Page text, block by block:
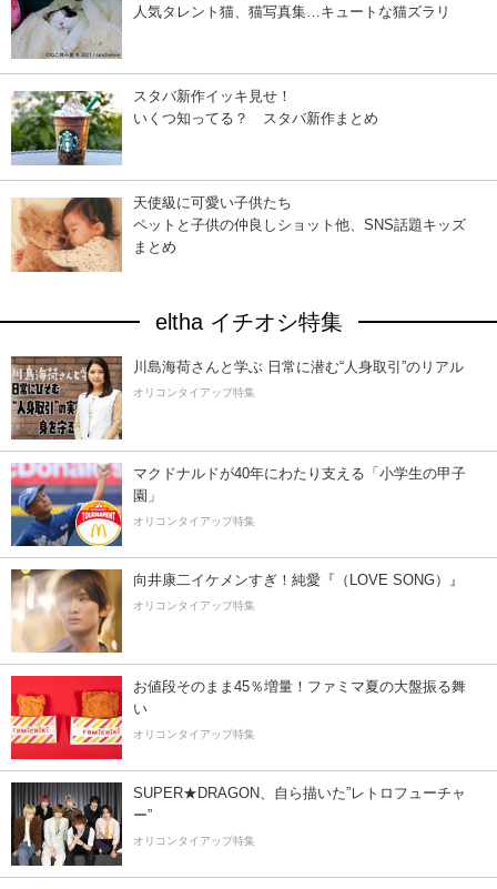
人気タレント猫、猫写真集…キュートな猫ズラリ
スタバ新作イッキ見せ！
いくつ知ってる？ スタバ新作まとめ
天使級に可愛い子供たち
ペットと子供の仲良しショット他、SNS話題キッズ
まとめ
eltha イチオシ特集
川島海荷さんと学ぶ 日常に潜む“人身取引”のリアル
オリコンタイアップ特集
マクドナルドが40年にわたり支える「小学生の甲子
園」
オリコンタイアップ特集
向井康二イケメンすぎ！純愛『（LOVE SONG）』
オリコンタイアップ特集
お値段そのまま45％増量！ファミマ夏の大盤振る舞
い
オリコンタイアップ特集
SUPER★DRAGON、自ら描いた”レトロフューチャ
ー”
オリコンタイアップ特集